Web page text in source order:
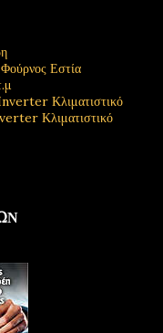
Εστία
Κλιματιστικό
Κλιματιστικό